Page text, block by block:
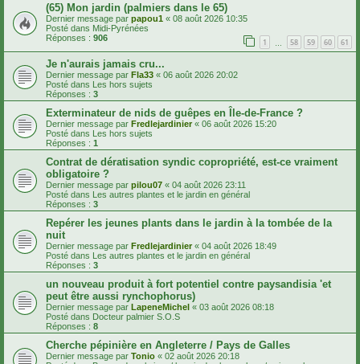
(65) Mon jardin (palmiers dans le 65)
Dernier message par papou1 « 08 août 2026 10:35
Posté dans Midi-Pyrénées
Réponses : 906 1 58 59 60 61
Je n'aurais jamais cru...
Dernier message par Fla33 « 06 août 2026 20:02
Posté dans Les hors sujets
Réponses : 3
Exterminateur de nids de guêpes en Île-de-France ?
Dernier message par Fredlejardinier« 06 août 2026 15:20
Posté dans Les hors sujets
Réponses : 1
Contrat de dératisation syndic copropriété, est-ce vraiment
obligatoire ?
Dernier message par pilou07 « 04 août 2026 23:11
Posté dans Les autres plantes et le jardin en général
Réponses : 3
Repérer les jeunes plants dans le jardin à la tombée de la
nuit
Dernier message par Fredlejardinier« 04 août 2026 18:49
Posté dans Les autres plantes et le jardin en général
Réponses : 3
un nouveau produit à fort potentiel contre paysandisia 'et
peut être aussi rynchophorus)
Dernier message par LapeneMichel « 03 août 2026 08:18
Posté dans Docteur palmier S.O.S
Réponses : 8
Cherche pépinière en Angleterre / Pays de Galles
Dernier message par Tonio « 02 août 2026 20:18